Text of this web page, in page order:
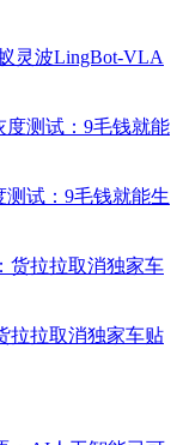
灵波LingBot-VLA
测试：9毛钱就能生
拉拉取消独家车贴